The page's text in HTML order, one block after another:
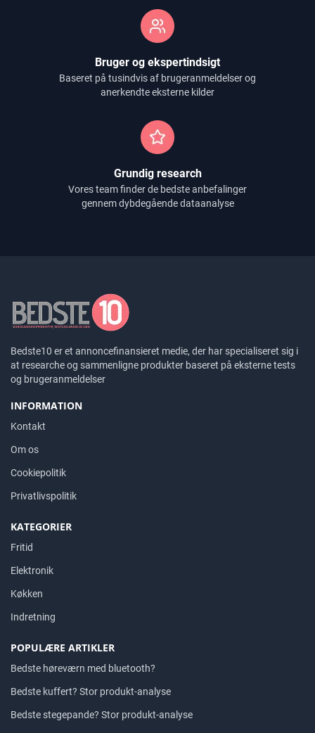
Bruger og ekspertindsigt
Baseret på tusindvis af brugeranmeldelser og
anerkendte eksterne kilder
Grundig research
Vores team finder de bedste anbefalinger
gennem dybdegående dataanalyse
Bedste10 er et annoncefinansieret medie, der har specialiseret sig i
at researche og sammenligne produkter baseret på eksterne tests
og brugeranmeldelser
INFORMATION
Kontakt
Om os
Cookiepolitik
Privatlivspolitik
KATEGORIER
Fritid
Elektronik
Køkken
Indretning
POPULÆRE ARTIKLER
Bedste høreværn med bluetooth?
Bedste kuffert? Stor produkt-analyse
Bedste stegepande? Stor produkt-analyse